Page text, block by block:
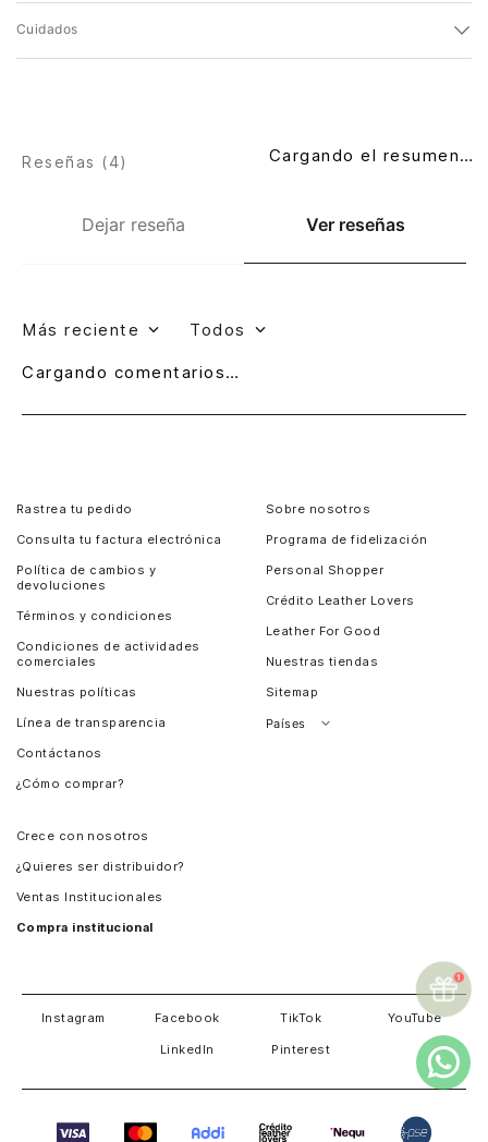
Cuidados
Dejar reseña Ver reseñas
Reseñas (4) Cargando el resumen…
Más reciente Todos
Cargando comentarios…
Rastrea tu pedido
Consulta tu factura electrónica
Política de cambios y
devoluciones
Términos y condiciones
Condiciones de actividades
comerciales
Nuestras políticas
Línea de transparencia
Contáctanos
¿Cómo comprar?
Sobre nosotros
Programa de fidelización
Personal Shopper
Crédito Leather Lovers
Leather For Good
Nuestras tiendas
Sitemap
Países
Crece con nosotros
¿Quieres ser distribuidor?
Ventas Institucionales
Compra institucional
Instagram Facebook TikTok YouTube
LinkedIn Pinterest